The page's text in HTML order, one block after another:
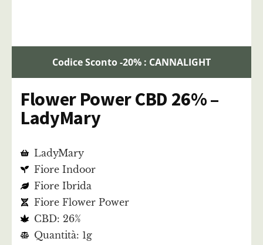
Codice Sconto -20% : CANNALIGHT
Flower Power CBD 26% –
LadyMary
LadyMary
Fiore Indoor
Fiore Ibrida
Fiore Flower Power
CBD: 26%
Quantità: 1g